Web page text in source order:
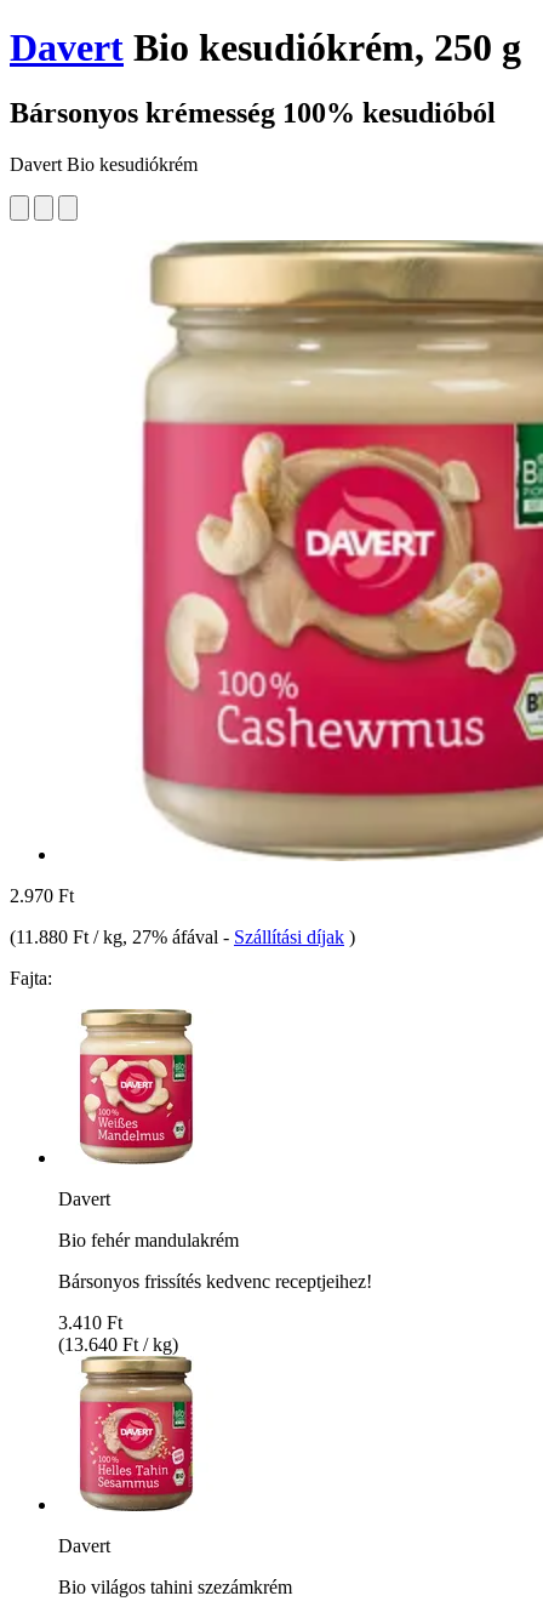
Davert Bio kesudiókrém, 250 g
Bársonyos krémesség 100% kesudióból
Davert Bio kesudiókrém
2.970 Ft
(11.880 Ft / kg, 27% áfával - Szállítási díjak )
Fajta:
Davert
Bio fehér mandulakrém
Bársonyos frissítés kedvenc receptjeihez!
3.410 Ft
(13.640 Ft / kg)
Davert
Bio világos tahini szezámkrém